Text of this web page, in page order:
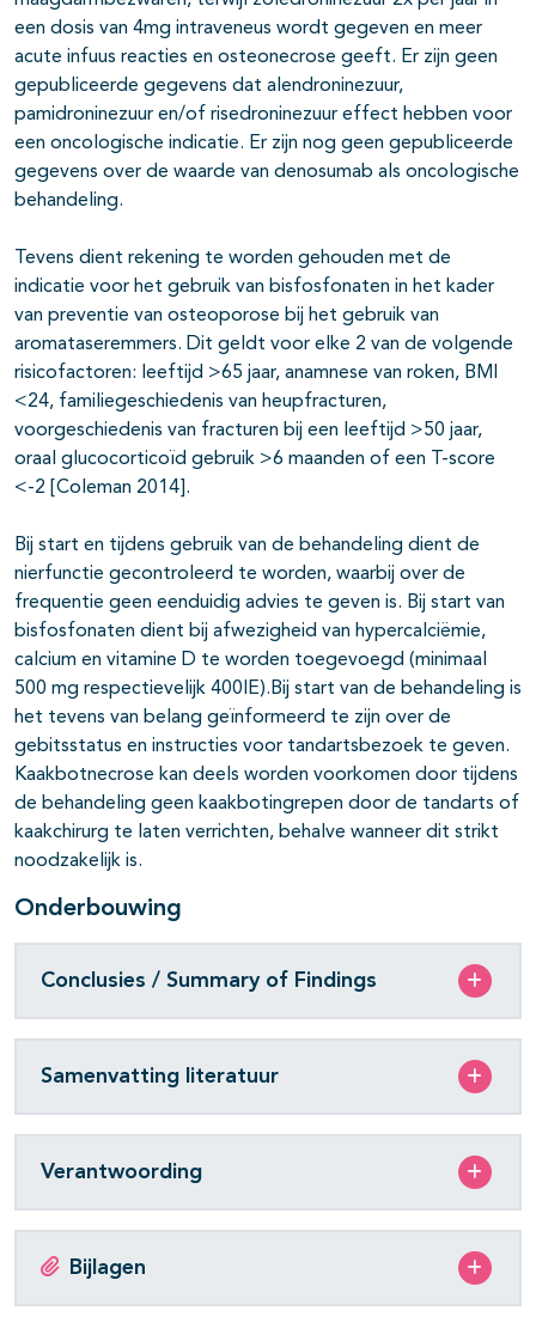
een dosis van 4mg intraveneus wordt gegeven en meer
acute infuus reacties en osteonecrose geeft. Er zijn geen
gepubliceerde gegevens dat alendroninezuur,
pamidroninezuur en/of risedroninezuur effect hebben voor
een oncologische indicatie. Er zijn nog geen gepubliceerde
gegevens over de waarde van denosumab als oncologische
behandeling.
Tevens dient rekening te worden gehouden met de
indicatie voor het gebruik van bisfosfonaten in het kader
van preventie van osteoporose bij het gebruik van
aromataseremmers. Dit geldt voor elke 2 van de volgende
risicofactoren: leeftijd >65 jaar, anamnese van roken, BMI
<24, familiegeschiedenis van heupfracturen,
voorgeschiedenis van fracturen bij een leeftijd >50 jaar,
oraal glucocorticoïd gebruik >6 maanden of een T-score
<-2 [Coleman 2014].
Bij start en tijdens gebruik van de behandeling dient de
nierfunctie gecontroleerd te worden, waarbij over de
frequentie geen eenduidig advies te geven is. Bij start van
bisfosfonaten dient bij afwezigheid van hypercalciëmie,
calcium en vitamine D te worden toegevoegd (minimaal
500 mg respectievelijk 400IE).Bij start van de behandeling is
het tevens van belang geïnformeerd te zijn over de
gebitsstatus en instructies voor tandartsbezoek te geven.
Kaakbotnecrose kan deels worden voorkomen door tijdens
de behandeling geen kaakbotingrepen door de tandarts of
kaakchirurg te laten verrichten, behalve wanneer dit strikt
noodzakelijk is.
Onderbouwing
Conclusies / Summary of Findings
Samenvatting literatuur
Verantwoording
Bijlagen